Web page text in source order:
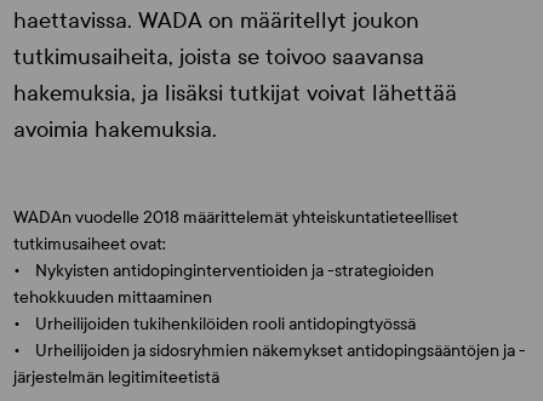
haettavissa. WADA on määritellyt joukon
tutkimusaiheita, joista se toivoo saavansa
hakemuksia, ja lisäksi tutkijat voivat lähettää
avoimia hakemuksia.
WADAn vuodelle 2018 määrittelemät yhteiskuntatieteelliset
tutkimusaiheet ovat:
• Nykyisten antidopinginterventioiden ja -strategioiden
tehokkuuden mittaaminen
• Urheilijoiden tukihenkilöiden rooli antidopingtyössä
• Urheilijoiden ja sidosryhmien näkemykset antidopingsääntöjen ja -
järjestelmän legitimiteetistä